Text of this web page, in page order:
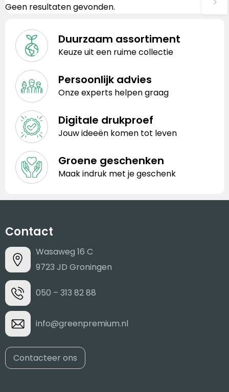
Geen resultaten gevonden.
Duurzaam assortiment
Keuze uit een ruime collectie
Persoonlijk advies
Onze experts helpen graag
Digitale drukproef
Jouw ideeën komen tot leven
Groene geschenken
Maak indruk met je geschenk
Contact
Wasaweg 16 C
9723 JD Groningen
050 – 313 82 88
info@greenpremium.nl
Contacteer ons